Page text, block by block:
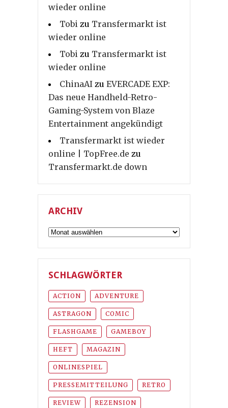
wieder online
Tobi zu Transfermarkt ist
wieder online
Tobi zu Transfermarkt ist
wieder online
ChinaAI zu EVERCADE EXP:
Das neue Handheld-Retro-
Gaming-System von Blaze
Entertainment angekündigt
Transfermarkt ist wieder
online | TopFree.de zu
Transfermarkt.de down
ARCHIV
Archiv
SCHLAGWÖRTER
ACTION ADVENTURE
ASTRAGON COMIC
FLASHGAME GAMEBOY
HEFT MAGAZIN
ONLINESPIEL
PRESSEMITTEILUNG RETRO
REVIEW REZENSION